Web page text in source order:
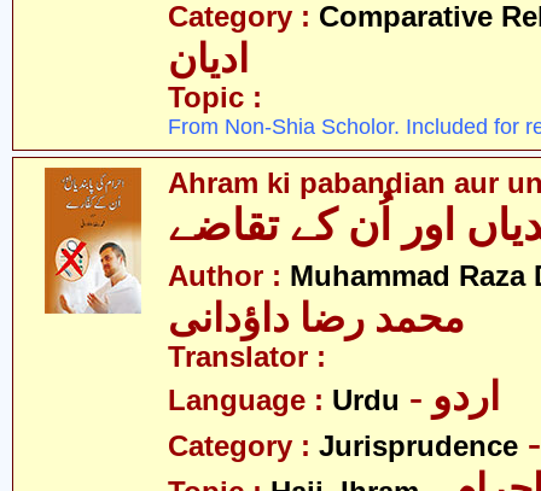
Category : Comparative
ادیان
Topic :
From Non-Shia Scholor. Included for
Ahram ki pabandian aur
اور اُن کے تقاضے
Author : Muhammad Raza
محمد رضا داؤدانی
Translator :
Language : Urdu - اردو
Category : Jurisprudence